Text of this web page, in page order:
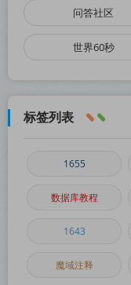
问答社区
世界60秒
标签列表
1655
数据库教程
1643
魔域注释